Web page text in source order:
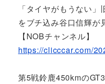
「タイヤがもうない
をブチ込み谷口信輝が
【NOBチャンネル】
https://clicccar.com/
第5戦鈴鹿450kmの